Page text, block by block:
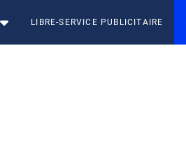
LIBRE-SERVICE PUBLICITAIRE